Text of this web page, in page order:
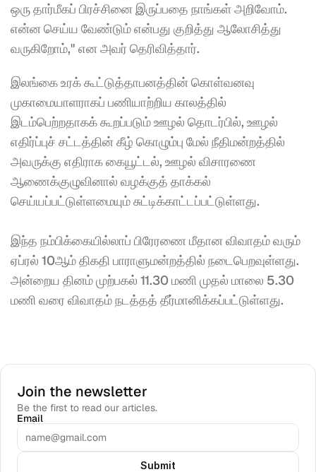
ஒரு தார்மீகப் பிரச்சினை இருப்பதை நாங்கள் அறிவோம்.
என்ன செய்ய வேண்டும் என்பது குறித்து ஆலோசித்து
வருகிறோம்," என அவர் தெரிவித்தார்.
இலங்கை உரக் கூட்டுத்தாபனத்தின் கொள்வனவு
முகாமையாளராகப் பணியாற்றிய காலத்தில்
இடம்பெற்றதாகக் கூறப்படும் ஊழல் தொடர்பில், ஊழல்
எதிர்ப்புச் சட்டத்தின் கீழ் கொழும்பு மேல் நீதிமன்றத்தில்
அவருக்கு எதிராக கையூட்டல், ஊழல் விசாரணை
ஆணைக்குழுவினால் வழக்குத் தாக்கல்
செய்யப்பட்டுள்ளமையும் சுட்டிக்காட்டப்பட்டுள்ளது.
இந்த நம்பிக்கையில்லாப் பிரேரணை மீதான விவாதம் வரும்
ஏப்ரல் 10ஆம் திகதி பாராளுமன்றத்தில் நடைபெறவுள்ளது.
அன்றைய தினம் முற்பகல் 11.30 மணி முதல் மாலை 5.30
மணி வரை விவாதம் நடத்தத் தீர்மானிக்கப்பட்டுள்ளது.
Join the newsletter
Be the first to read our articles.
Email
Submit